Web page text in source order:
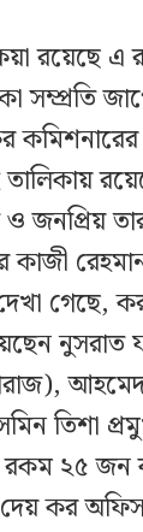
রয়েছে এ
সম্প্রতি
গেছে,
নুসরাত
তিশা
২৫ জন
দেয় কর